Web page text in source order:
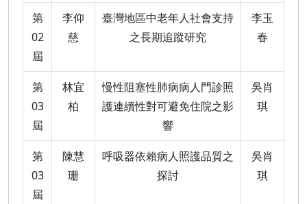
第
02
屆
李仰
慈
臺灣地區中老年人社會支持
之長期追蹤研究
李玉
春
第
03
屆
林宜
柏
慢性阻塞性肺病病人門診照
護連續性對可避免住院之影
響
吳肖
琪
第
03
屆
陳慧
珊
呼吸器依賴病人照護品質之
探討
吳肖
琪